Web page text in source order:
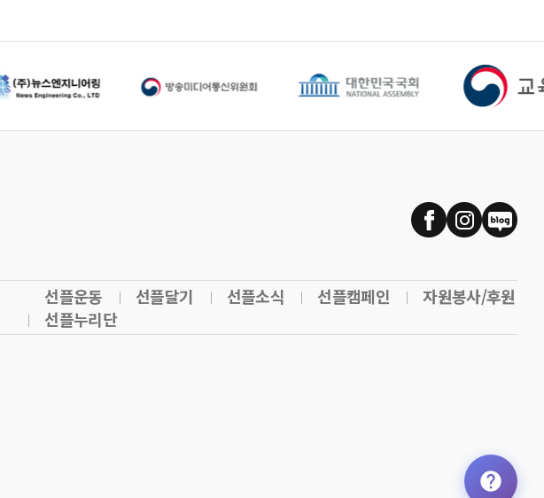
선플운동 선플달기 선플소식 선플캠페인
자원봉사/후원
선플누리단